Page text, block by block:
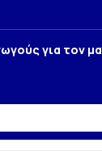
για τον